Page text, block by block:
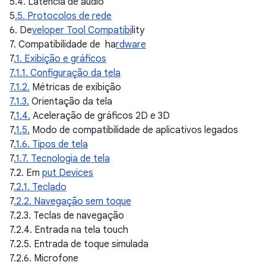
5.5. Protocolos de rede
6. Developer Tool Compatibility
7. Compatibilidade de hardware
7.1. Exibição e gráficos
7.1.1. Configuração da tela
7.1.2. Métricas de exibição
7.1.3. Orientação da tela
7.1.4. Aceleração de gráficos 2D e 3D
7.1.5. Modo de compatibilidade de aplicativos legados
7.1.6. Tipos de tela
7.1.7. Tecnologia de tela
7.2. Em put Devices
7.2.1. Teclado
7.2.2. Navegação sem toque
7.2.3. Teclas de navegação
7.2.4. Entrada na tela touch
7.2.5. Entrada de toque simulada
7.2.6. Microfone